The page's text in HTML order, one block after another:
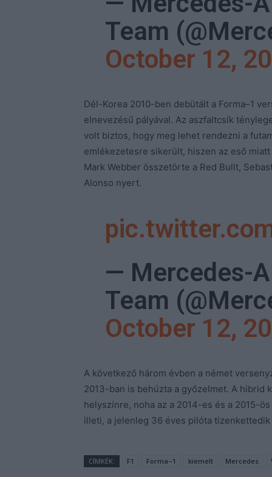
Team
October 12,
Dél-Korea 2010-ben debütált a Forma–1
elnevezésű pályával. Az aszfaltcsík
volt biztos, hogy meg lehet rendezni a
emlékezetesre sikerült, hiszen az eső
Mark Webber összetörte a Red Bullt,
Alonso nyert.
— Mercedes-
Team
October 12,
A következő három évben a német
2013-ban is behúzta a győzelmet. A hibrid
helyszínre, noha az a 2014-es és a 2015-
illeti, a jelenleg 36 éves pilóta
CÍMKÉK: F1 Forma–1 kiemelt Mercedes